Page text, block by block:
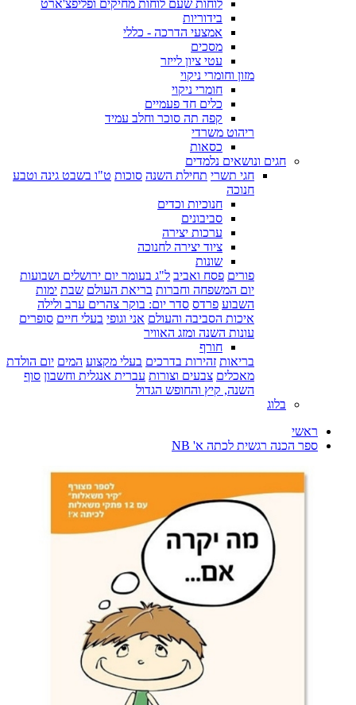
לוחות שעם לוחות מחיקים ופליפצ'ארט
בידוריות
אמצעי הדרכה - כללי
מסכים
עטי ציון לייזר
מזון וחומרי ניקוי
חומרי ניקוי
כלים חד פעמיים
קפה תה סוכר וחלב עמיד
ריהוט משרדי
כסאות
חגים ונושאים נלמדים
חגי תשרי תחילת השנה סוכות ט"ו בשבט גינה וטבע
חנוכה
חנוכיות וכדים
סביבונים
ערכות יצירה
ציוד יצירה לחנוכה
שונות
פורים פסח ואביב ל"ג בעומר יום ירושלים ושבועות
יום המשפחה וחברות בריאת העולם שבת ימות
השבוע פרדס סדר יום: בוקר צהרים ערב ולילה
איכות הסביבה והעולם אני וגופי בעלי חיים סופרים
עונות השנה ומזג האוויר
חורף
בריאות זהירות בדרכים בעלי מקצוע המים יום הולדת
מאכלים צבעים וצורות עברית אנגלית וחשבון סוף
השנה, קיץ והחופש הגדול
בלוג
ראשי
ספר הכנה רגשית לכתה א' NB